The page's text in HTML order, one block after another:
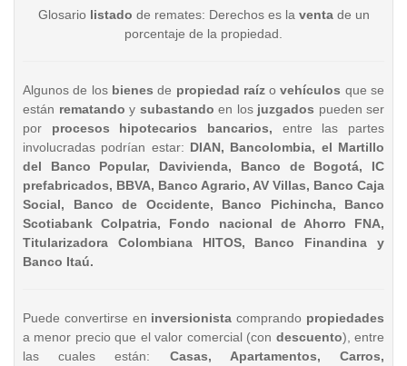
Glosario listado de remates: Derechos es la ventade un
porcentaje de la propiedad.
Algunos de los bienesde propiedad raízo vehículos que se
están rematando y subastando en los juzgados pueden ser
por procesos hipotecarios bancarios, entre las partes
involucradas podrían estar: DIAN, Bancolombia, el Martillo
del Banco Popular, Davivienda, Banco de Bogotá, IC
prefabricados, BBVA, Banco Agrario, AV Villas, Banco Caja
Social, Banco de Occidente, Banco Pichincha, Banco
Scotiabank Colpatria, Fondo nacional de Ahorro FNA,
Titularizadora Colombiana HITOS, Banco Finandina y
Banco Itaú.
Puede convertirse en inversionista comprando propiedades
a menor precio que el valor comercial (con descuento), entre
las cuales están: Casas, Apartamentos, Carros,